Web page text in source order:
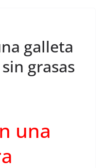
galleta
grasas
una